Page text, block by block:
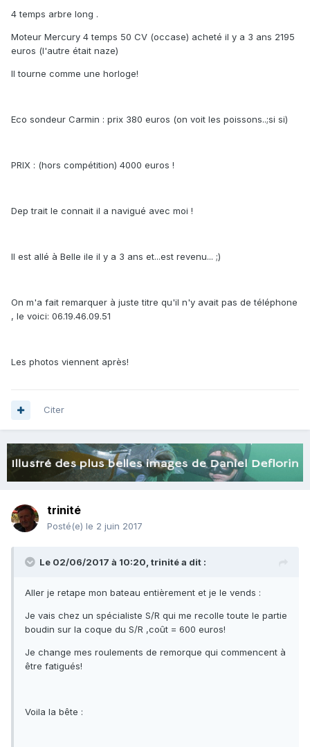
4 temps arbre long .
Moteur Mercury 4 temps 50 CV (occase) acheté il y a 3 ans 2195
euros (l'autre était naze)
Il tourne comme une horloge!
Eco sondeur Carmin : prix 380 euros (on voit les poissons..;si si)
PRIX : (hors compétition) 4000 euros !
Dep trait le connait il a navigué avec moi !
Il est allé à Belle ile il y a 3 ans et...est revenu... ;)
On m'a fait remarquer à juste titre qu'il n'y avait pas de téléphone
, le voici: 06.19.46.09.51
Les photos viennent après!
Citer
trinité
Posté(e) le 2 juin 2017
Le 02/06/2017 à 10:20, trinité a dit :
Aller je retape mon bateau entièrement et je le vends :
Je vais chez un spécialiste S/R qui me recolle toute le partie
boudin sur la coque du S/R ,coût = 600 euros!
Je change mes roulements de remorque qui commencent à
être fatigués!
Voila la bête :